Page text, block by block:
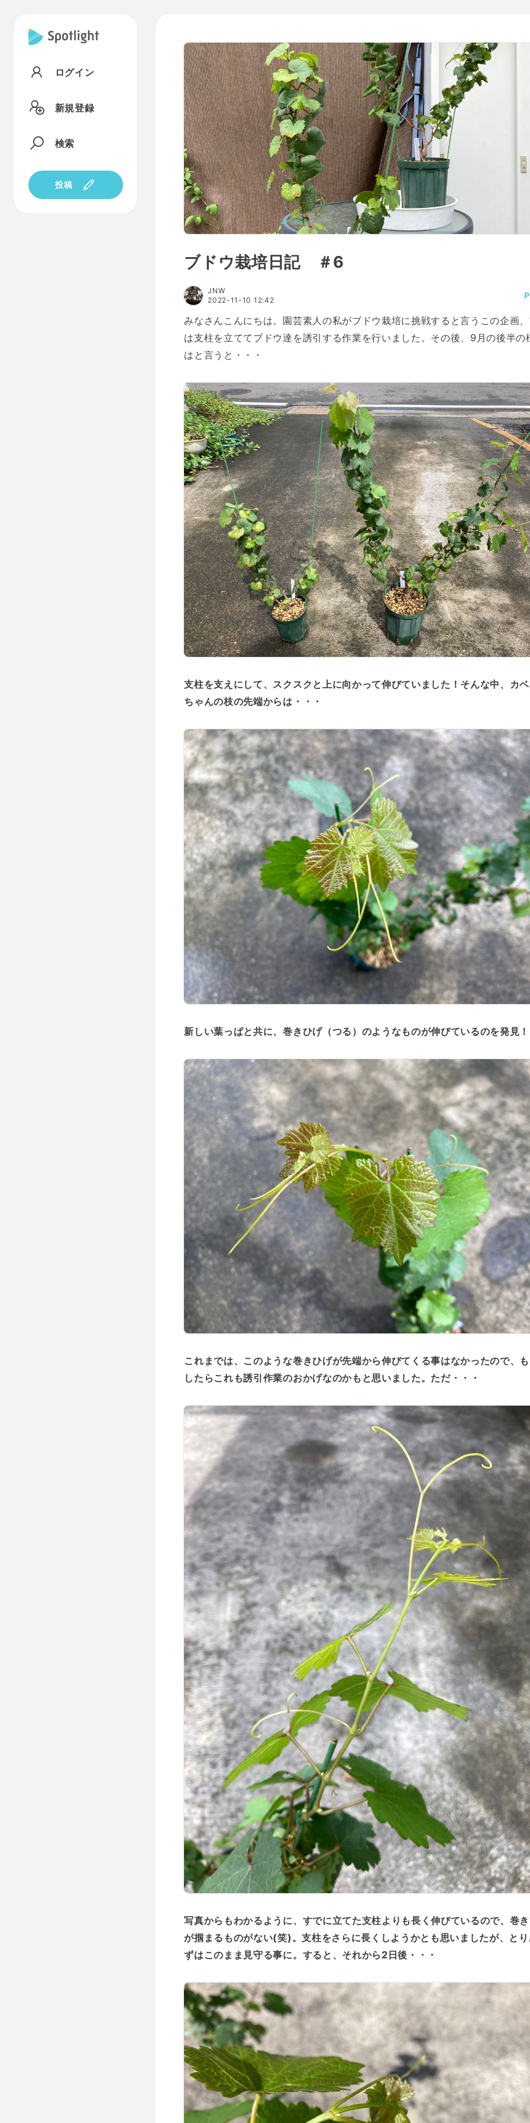
ログイン
新規登録
検索
投稿
ブドウ栽培日記 ＃6
JNW
2022-11-10 12:42
みなさんこんにちは。園芸素人の私がブドウ栽培に挑戦すると言うこの企画
は支柱を立ててブドウ達を誘引する作業を行いました。その後、9月の後半の
はと言うと・・・
支柱を支えにして、スクスクと上に向かって伸びていました！そんな中、カ
ちゃんの枝の先端からは・・・
新しい葉っぱと共に、巻きひげ（つる）のようなものが伸びているのを発見！
これまでは、このような巻きひげが先端から伸びてくる事はなかったので、
したらこれも誘引作業のおかげなのかもと思いました。ただ・・・
写真からもわかるように、すでに立てた支柱よりも長く伸びているので、巻
が掴まるものがない(笑)。支柱をさらに長くしようかとも思いましたが、と
ずはこのまま見守る事に。すると、それから2日後・・・